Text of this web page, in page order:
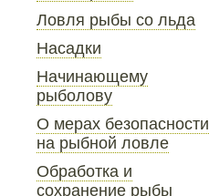
Ловля рыбы со льда
Насадки
Начинающему
рыболову
О мерах безопасности
на рыбной ловле
Обработка и
сохранение рыбы